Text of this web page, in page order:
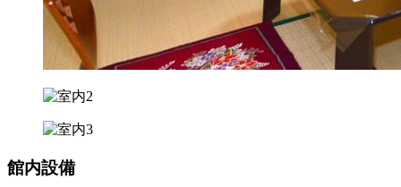
館内設備